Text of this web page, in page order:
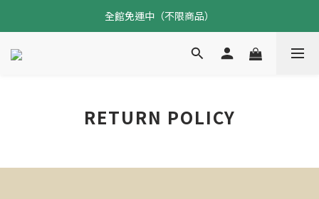
加入會員立即贈$100元購物金
全館免運中（不限商品）
加入會員立即贈$100元購物金
RETURN POLICY